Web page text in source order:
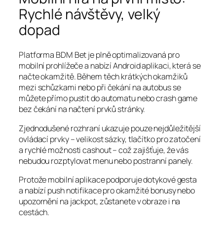
Rychlé návštěvy, velký
dopad
Platforma BDM Bet je plně optimalizovaná pro
mobilní prohlížeče a nabízí Android aplikaci, která se
načte okamžitě. Během těch krátkých okamžiků
mezi schůzkami nebo při čekání na autobus se
můžete přímo pustit do automatu nebo crash game
bez čekání na načtení prvků stránky.
Zjednodušené rozhraní ukazuje pouze nejdůležitější
ovládací prvky – velikost sázky, tlačítko pro zatočení
a rychlé možnosti cashout – což zajišťuje, že vás
nebudou rozptylovat menu nebo postranní panely.
Protože mobilní aplikace podporuje dotykové gesta
a nabízí push notifikace pro okamžité bonusy nebo
upozornění na jackpot, zůstanete v obraze i na
cestách.